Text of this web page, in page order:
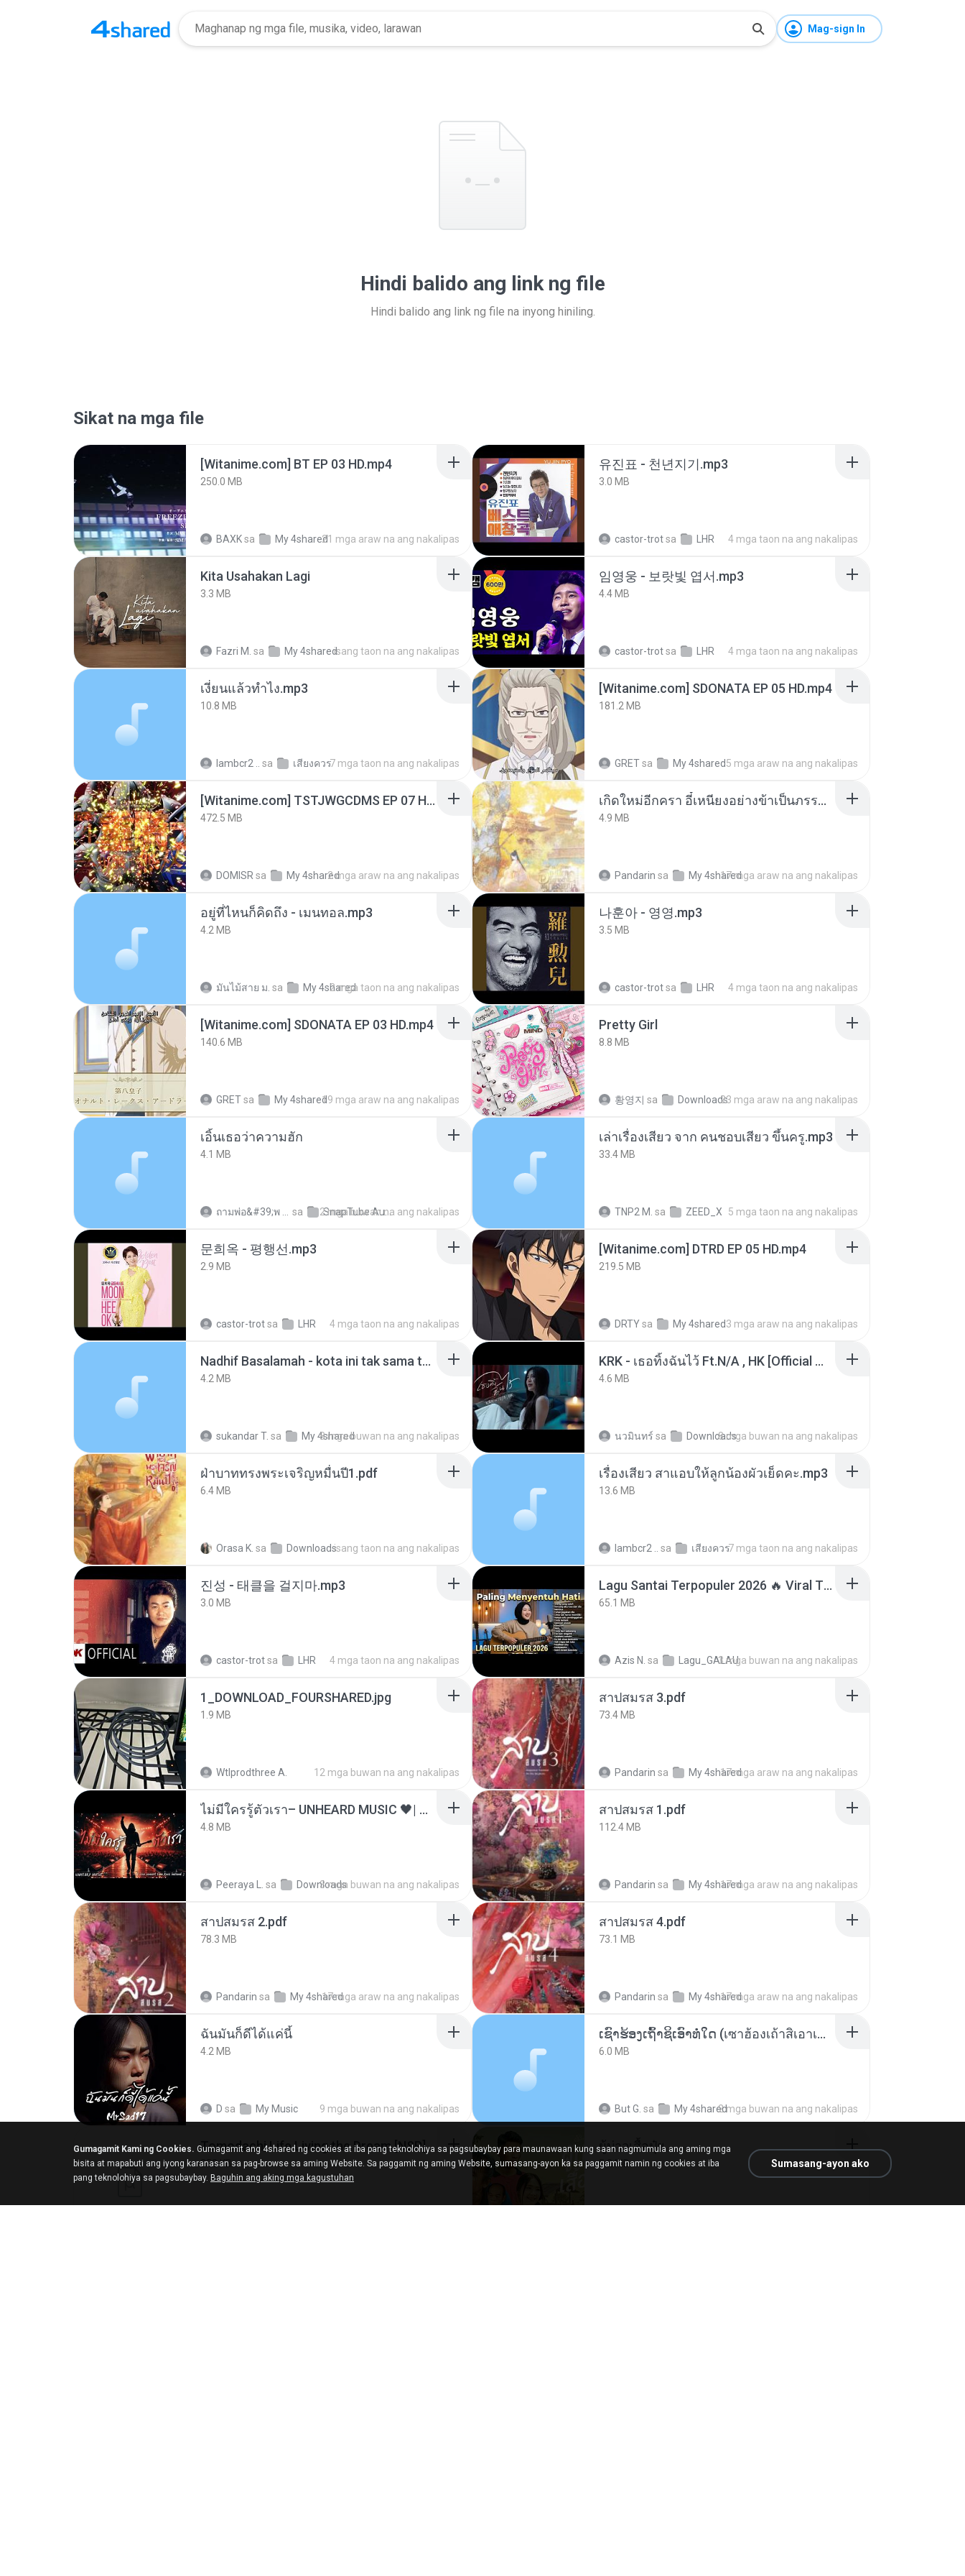
Mag-sign In
Hindi balido ang link ng file
Hindi balido ang link ng file na inyong hiniling.
Sikat na mga file
[Witanime.com] BT EP 03 HD.mp4
250.0 MB
BAXKsa My 4shared21 mga araw na ang nakalipas
유진표 - 천년지기.mp3
3.0 MB
castor-trotsa LHR 4 mga taon na ang nakalipas
Kita Usahakan Lagi
3.3 MB
Fazri M. sa My 4sharedisang taon na ang nakalipas
임영웅 - 보랏빛 엽서.mp3
4.4 MB
castor-trotsa LHR 4 mga taon na ang nakalipas
เงี่ยนแล้วทำไง.mp3
10.8 MB
lambcr2 .. sa เสียงควร7 mga taon na ang nakalipas
[Witanime.com] SDONATA EP 05 HD.mp4
181.2 MB
GRETsa My 4shared5 mga araw na ang nakalipas
[Witanime.com] TSTJWGCDMS EP 07 HD.mp4
472.5 MB
DOMISR sa My 4shared2 mga araw na ang nakalipas
เกิดใหม่อีกครา อี๋เหนียงอย่างข้าเป็นภรรยาขุนนาง 1_ST.pdf
4.9 MB
Pandarin sa My 4shared17 mga araw na ang nakalipas
อยู่ที่ไหนก็คิดถึง - เมนทอล.mp3
4.2 MB
มันไม้สาย ม. sa My 4shared2 mga taon na ang nakalipas
나훈아 - 영영.mp3
3.5 MB
castor-trotsa LHR 4 mga taon na ang nakalipas
[Witanime.com] SDONATA EP 03 HD.mp4
140.6 MB
GRETsa My 4shared19 mga araw na ang nakalipas
Pretty Girl
8.8 MB
황영지 sa Downloads23 mga araw na ang nakalipas
เอิ้นเธอว่าความฮัก
4.1 MB
sa SnapTube Audio
2 mga buwan na ang nakalipas
เล่าเรื่องเสียว จาก คนชอบเสียว ขึ้นครู.mp3
33.4 MB
TNP2 M. sa ZEED_X 5 mga taon na ang nakalipas
문희옥 - 평행선.mp3
2.9 MB
castor-trotsa LHR 4 mga taon na ang nakalipas
[Witanime.com] DTRD EP 05 HD.mp4
219.5 MB
DRTYsa My 4shared3 mga araw na ang nakalipas
Nadhif Basalamah - kota ini tak sama tanpamu (Official Lyric Video).mp3
4.2 MB
sukandar T. sa My 4shared
8 mga buwan na ang nakalipas
KRK - เธอทิ้งฉันไว้ Ft.N/A , HK [Official MV]
4.6 MB
นวมินทร์ sa Downloads8 mga buwan na ang nakalipas
ฝ่าบาททรงพระเจริญหมื่นปี1.pdf
6.4 MB
Orasa K. sa Downloadsisang taon na ang nakalipas
เรื่องเสียว สาแอบให้ลูกน้องผัวเย็ดคะ.mp3
13.6 MB
lambcr2 .. sa เสียงควร7 mga taon na ang nakalipas
진성 - 태클을 걸지마.mp3
3.0 MB
castor-trotsa LHR 4 mga taon na ang nakalipas
Lagu Santai Terpopuler 2026 🔥 Viral TikTok — Lagu Pop Indonesia Terbaru & Paling Hits 2026
65.1 MB
Azis N. sa Lagu_GALAU3 mga buwan na ang nakalipas
1_DOWNLOAD_FOURSHARED.jpg
1.9 MB
Wtlprodthree A. 12 mga buwan na ang nakalipas
สาปสมรส 3.pdf
73.4 MB
Pandarin sa My 4shared17 mga araw na ang nakalipas
ไม่มีใครรู้ตัวเรา– UNHEARD MUSIC 🖤| Official Lyric Video | เพลงสู้ชีวิต
4.8 MB
Peeraya L. sa Downloads
3 mga buwan na ang nakalipas
สาปสมรส 1.pdf
112.4 MB
Pandarin sa My 4shared17 mga araw na ang nakalipas
สาปสมรส 2.pdf
78.3 MB
Pandarin sa My 4shared17 mga araw na ang nakalipas
สาปสมรส 4.pdf
73.1 MB
Pandarin sa My 4shared17 mga araw na ang nakalipas
ฉันมันก็ดีได้แค่นี้
4.2 MB
D sa My Music 9 mga buwan na ang nakalipas
ເຊົາຮ້ອງເຖົ້າຊິເອົາທໍ່ໃດ (เซาฮ้องเถ้าสิเอาเท่าใด) ບຸນເກີດ ຫນູຫ່ວງ ft. ໂສພາ ຈຸນທະລາ
6.0 MB
But G. sa My 4shared2 mga buwan na ang nakalipas
Tomodachi Life Living the Dream [NSP].torrent
252 KB
ผู้บ่าวเสื้อปุ๋ย
5.2 MB
Gumagamit Kami ng Cookies. Gumagamit ang 4shared ng cookies at iba pang teknolohiya sa pagsubaybay para maunawaan kung saan nagmumula ang aming mga
bisita at mapabuti ang iyong karanasan sa pag-browse sa aming Website. Sa paggamit ng aming Website, sumasang-ayon ka sa paggamit namin ng cookies at iba
pang teknolohiya sa pagsubaybay. Baguhin ang aking mga kagustuhan
Sumasang-ayon ako